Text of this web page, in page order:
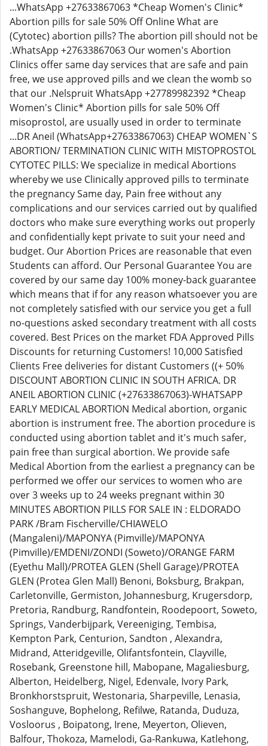
...WhatsApp +27633867063 *Cheap Women's Clinic*
Abortion pills for sale 50% Off Online What are
(Cytotec) abortion pills? The abortion pill should not be
.WhatsApp +27633867063 Our women's Abortion
Clinics offer same day services that are safe and pain
free, we use approved pills and we clean the womb so
that our .Nelspruit WhatsApp +27789982392 *Cheap
Women's Clinic* Abortion pills for sale 50% Off
misoprostol, are usually used in order to terminate
...DR Aneil (WhatsApp+27633867063) CHEAP WOMEN`S
ABORTION/ TERMINATION CLINIC WITH MISTOPROSTOL
CYTOTEC PILLS: We specialize in medical Abortions
whereby we use Clinically approved pills to terminate
the pregnancy Same day, Pain free without any
complications and our services carried out by qualified
doctors who make sure everything works out properly
and confidentially kept private to suit your need and
budget. Our Abortion Prices are reasonable that even
Students can afford. Our Personal Guarantee You are
covered by our same day 100% money-back guarantee
which means that if for any reason whatsoever you are
not completely satisfied with our service you get a full
no-questions asked secondary treatment with all costs
covered. Best Prices on the market FDA Approved Pills
Discounts for returning Customers! 10,000 Satisfied
Clients Free deliveries for distant Customers ((+ 50%
DISCOUNT ABORTION CLINIC IN SOUTH AFRICA. DR
ANEIL ABORTION CLINIC (+27633867063)-WHATSAPP
EARLY MEDICAL ABORTION Medical abortion, organic
abortion is instrument free. The abortion procedure is
conducted using abortion tablet and it's much safer,
pain free than surgical abortion. We provide safe
Medical Abortion from the earliest a pregnancy can be
performed we offer our services to women who are
over 3 weeks up to 24 weeks pregnant within 30
MINUTES ABORTION PILLS FOR SALE IN : ELDORADO
PARK /Bram Fischerville/CHIAWELO
(Mangaleni)/MAPONYA (Pimville)/MAPONYA
(Pimville)/EMDENI/ZONDI (Soweto)/ORANGE FARM
(Eyethu Mall)/PROTEA GLEN (Shell Garage)/PROTEA
GLEN (Protea Glen Mall) Benoni, Boksburg, Brakpan,
Carletonville, Germiston, Johannesburg, Krugersdorp,
Pretoria, Randburg, Randfontein, Roodepoort, Soweto,
Springs, Vanderbijpark, Vereeniging, Tembisa,
Kempton Park, Centurion, Sandton , Alexandra,
Midrand, Atteridgeville, Olifantsfontein, Clayville,
Rosebank, Greenstone hill, Mabopane, Magaliesburg,
Alberton, Heidelberg, Nigel, Edenvale, Ivory Park,
Bronkhorstspruit, Westonaria, Sharpeville, Lenasia,
Soshanguve, Bophelong, Refilwe, Ratanda, Duduza,
Vosloorus , Boipatong, Irene, Meyerton, Olieven,
Balfour, Thokoza, Mamelodi, Ga-Rankuwa, Katlehong,